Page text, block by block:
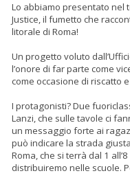
Lo abbiamo presentato nel
Justice, il fumetto che
litorale di Roma!
Un progetto voluto
l’onore di far parte come
come occasione di riscatto
I protagonisti? Due
Lanzi, che sulle tavole ci
un messaggio forte ai
può indicare la strada
Roma, che si terrà dal 1
distribuiremo nelle scuole.